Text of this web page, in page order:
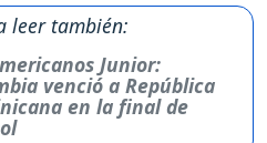
leer también:
Junior:
venció a República
en la final de